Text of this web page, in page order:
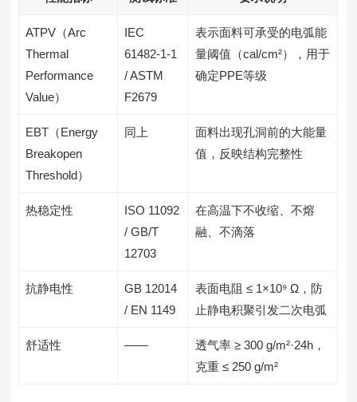
ATPV（Arc
Thermal
Performance
Value）
IEC
61482-1-1
/ ASTM
F2679
表示面料可承受的电弧能
量阈值（cal/cm²），用于
确定PPE等级
EBT（Energy
Breakopen
Threshold）
同上
面料出现孔洞前的大能量
值，反映结构完整性
热稳定性
ISO 11092
/ GB/T
12703
在高温下不收缩、不熔
融、不滴落
抗静电性
GB 12014
/ EN 1149
表面电阻 ≤ 1×10⁹ Ω，防
止静电积聚引发二次电弧
舒适性 ——
透气率 ≥ 300 g/m²·24h，
克重 ≤ 250 g/m²